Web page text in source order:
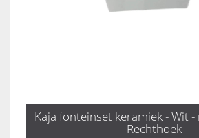
Kaja fonteinset keramiek - Wit
Rechthoek